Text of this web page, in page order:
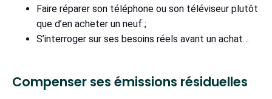
Faire réparer son téléphone ou son téléviseur plutôt
que d’en acheter un neuf ;
S’interroger sur ses besoins réels avant un achat…
Compenser ses émissions résiduelles